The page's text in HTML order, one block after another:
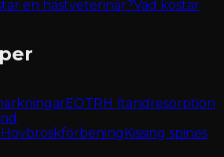
en hästveterinär?Vad kostar
EOTRH (tandresorption
Hovbroskförbening Kissing spines